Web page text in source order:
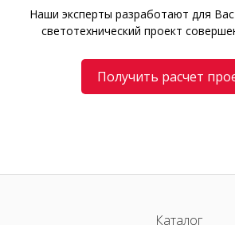
Наши эксперты разработают для
светотехнический проект
Получить расчет
Каталог